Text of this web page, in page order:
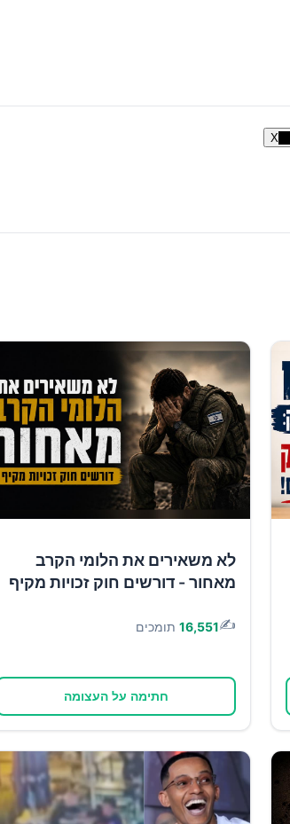
X
לא משאירים את הלומי הקרב
מאחור - דורשים חוק זכויות מקיף
✍️
16,551 תומכים
חתימה על העצומה